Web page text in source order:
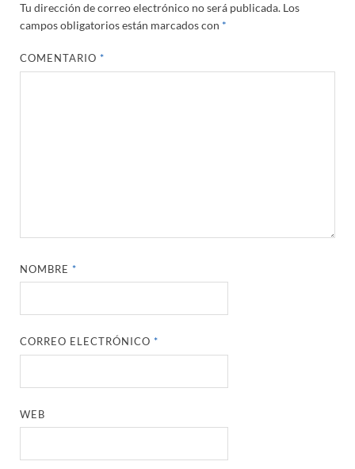
Tu dirección de correo electrónico no será publicada. Los
campos obligatorios están marcados con *
COMENTARIO*
NOMBRE*
CORREO ELECTRÓNICO*
WEB